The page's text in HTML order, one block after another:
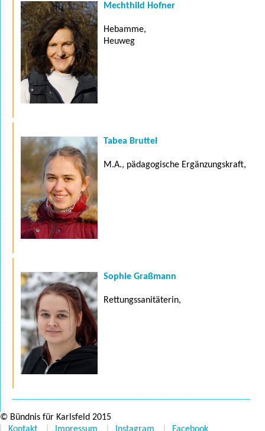
Mechthild Hofner
Hebamme,
Heuweg
Tabea Bruttel
M.A., pädagogische Ergänzungskraft,
Sophie Graßmann
Rettungssanitäterin,
© Bündnis für Karlsfeld 2015